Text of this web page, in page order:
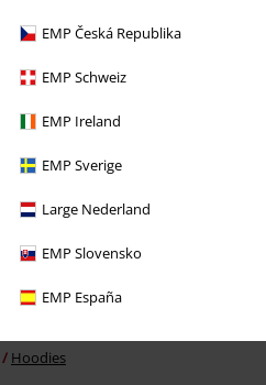
EMP Česká Republika
EMP Schweiz
EMP Ireland
EMP Sverige
Large Nederland
EMP Slovensko
EMP España
Hoodies